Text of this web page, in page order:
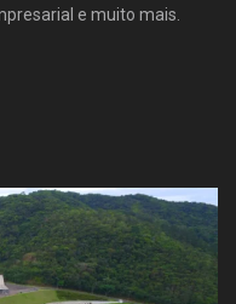
e muito mais.